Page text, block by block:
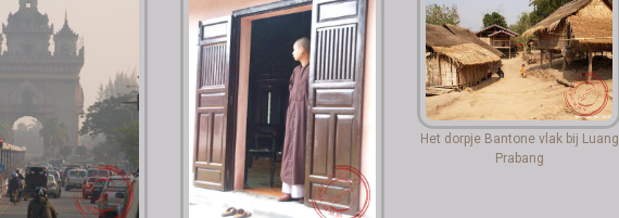
Het dorpje Bantone vlak bij Luang
Prabang